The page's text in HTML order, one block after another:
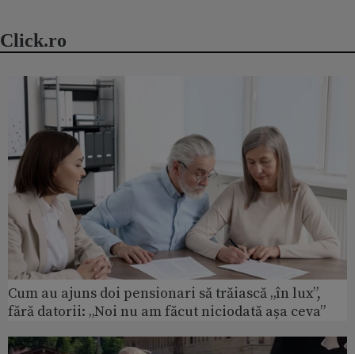
Click.ro
Cum au ajuns doi pensionari să trăiască „în lux”,
fără datorii: „Noi nu am făcut niciodată așa ceva”